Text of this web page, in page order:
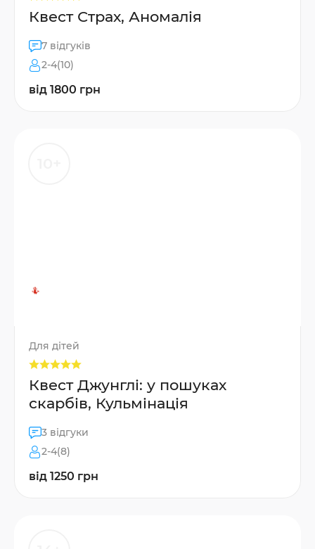
Квест Страх, Аномалія
7 відгуків
2-4(10)
від 1800 грн
Для дітей
Квест Джунглі: у пошуках
скарбів, Кульмінація
3 відгуки
2-4(8)
від 1250 грн